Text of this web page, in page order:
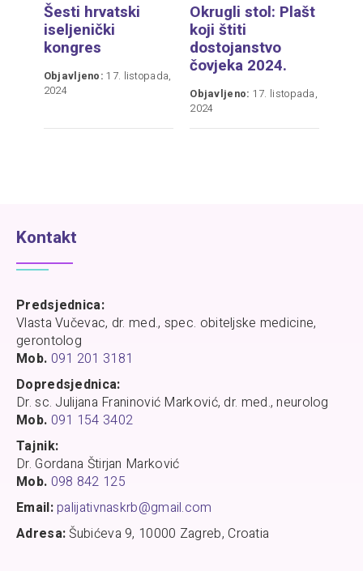
Šesti hrvatski
iseljenički
kongres
Objavljeno: 17. listopada,
2024
Okrugli stol: Plašt
koji štiti
dostojanstvo
čovjeka 2024.
Objavljeno: 17. listopada,
2024
Kontakt
Predsjednica:
Vlasta Vučevac, dr. med., spec. obiteljske medicine,
gerontolog
Mob. 091 201 3181
Dopredsjednica:
Dr. sc. Julijana Franinović Marković, dr. med., neurolog
Mob. 091 154 3402
Tajnik:
Dr. Gordana Štirjan Marković
Mob. 098 842 125
Email:palijativnaskrb@gmail.com
Adresa:Šubićeva 9, 10000 Zagreb, Croatia